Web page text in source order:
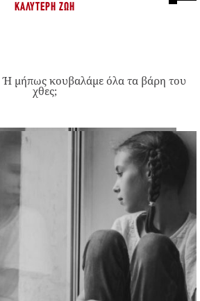
ΚΑΛΎΤΕΡΗ ΖΩΉ
Ή μήπως κουβαλάμε όλα τα βάρη του
χθες;